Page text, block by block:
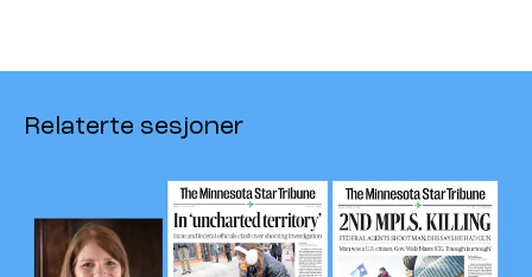
Relaterte sesjoner